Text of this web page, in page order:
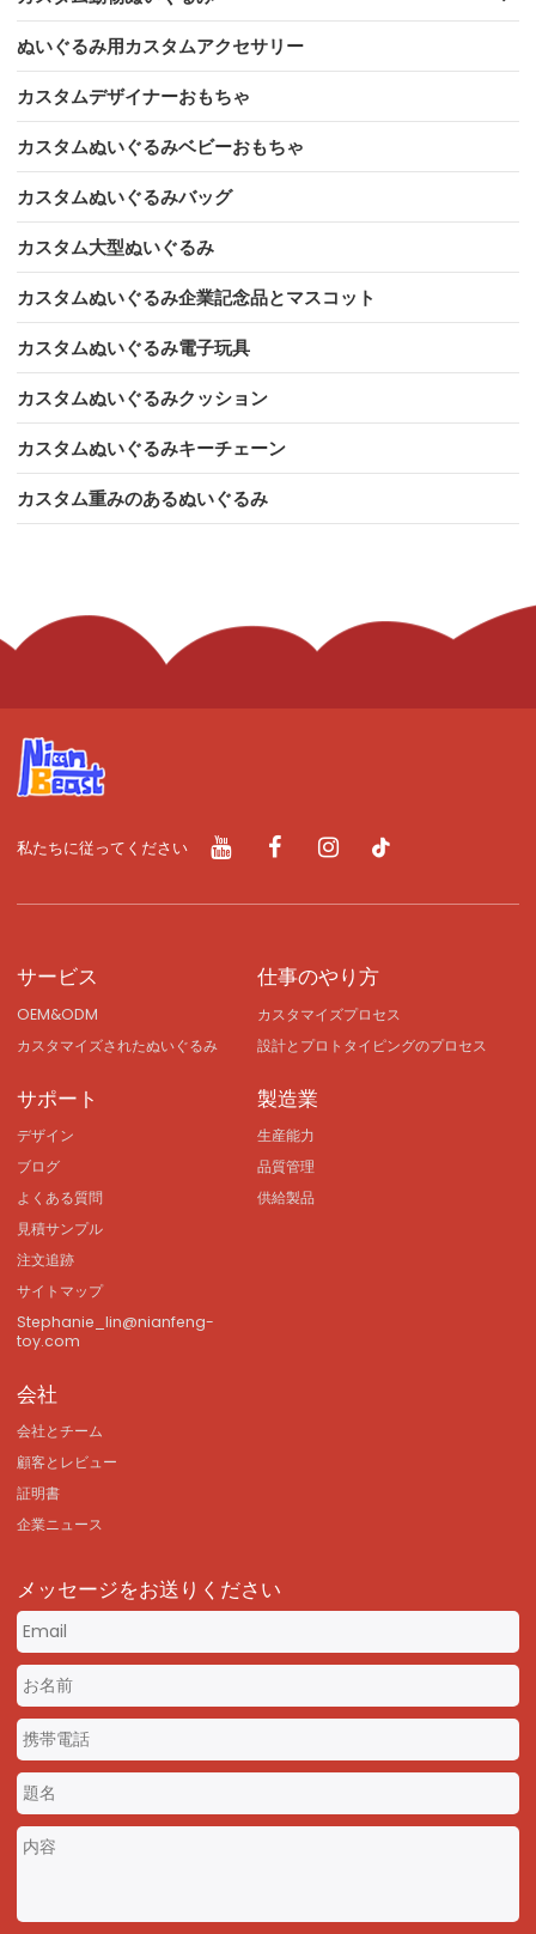
ぬいぐるみ用カスタムアクセサリー
カスタムデザイナーおもちゃ
カスタムぬいぐるみベビーおもちゃ
カスタムぬいぐるみバッグ
カスタム大型ぬいぐるみ
カスタムぬいぐるみ企業記念品とマスコット
カスタムぬいぐるみ電子玩具
カスタムぬいぐるみクッション
カスタムぬいぐるみキーチェーン
カスタム重みのあるぬいぐるみ
私たちに従ってください
サービス
OEM&ODM
カスタマイズされたぬいぐるみ
仕事のやり方
カスタマイズプロセス
設計とプロトタイピングのプロセス
サポート
デザイン
ブログ
よくある質問
見積サンプル
注文追跡
サイトマップ
Stephanie_lin@nianfeng-
toy.com
製造業
生産能力
品質管理
供給製品
会社
会社とチーム
顧客とレビュー
証明書
企業ニュース
メッセージをお送りください